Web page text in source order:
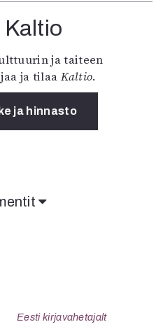
Kaltio
ja taiteen
ja tilaa Kaltio.
ja hinnasto
Eesti kirjavahetajalt